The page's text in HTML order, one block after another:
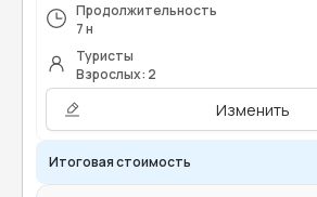
Продолжительность
7 н
Туристы
Взрослых: 2
Изменить
Итоговая стоимость